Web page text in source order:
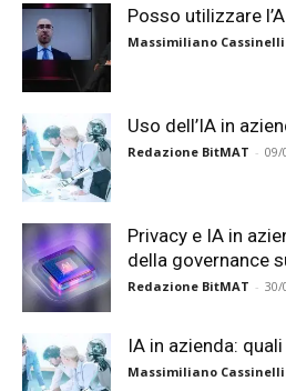
Posso utilizzare
Massimiliano Cassinelli
Uso dell’IA in
Redazione BitMAT - 09/
Privacy e IA in
della governance
Redazione BitMAT - 30/
IA in azienda:
Massimiliano Cassinelli